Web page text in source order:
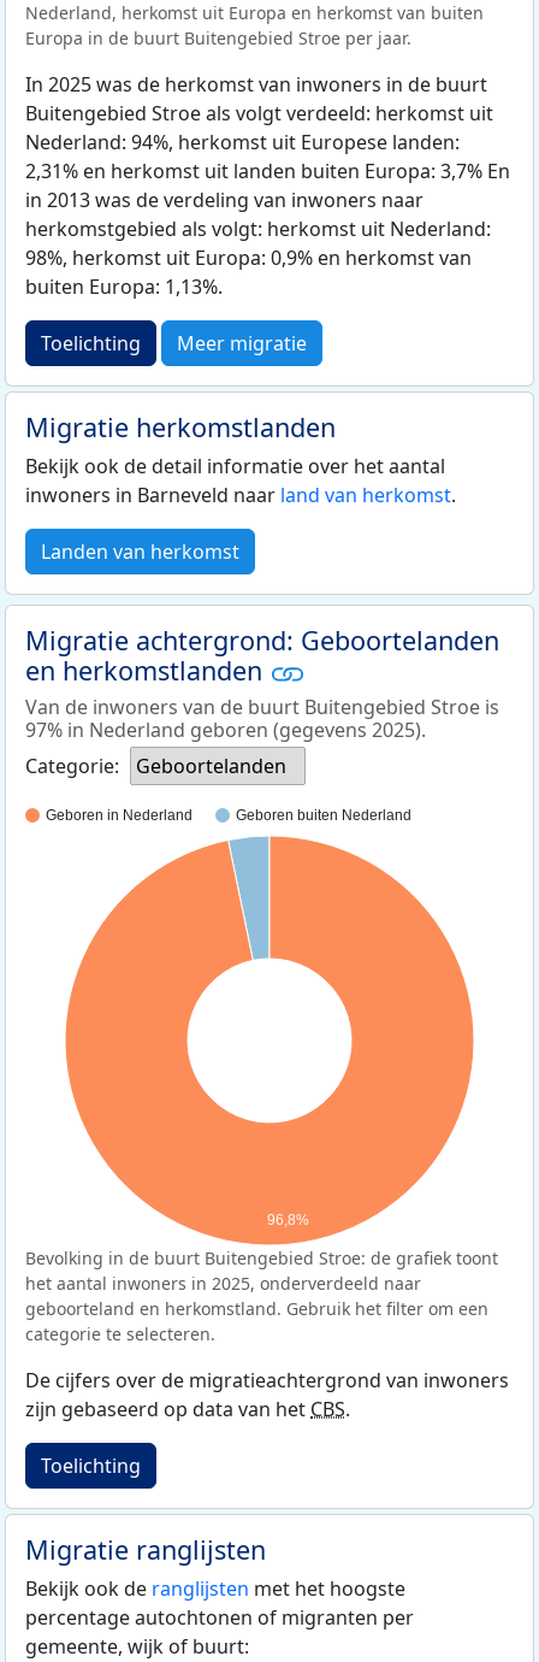
Nederland, herkomst uit Europa en herkomst van buiten
Europa in de buurt Buitengebied Stroe per jaar.
In 2025 was de herkomst van inwoners in de buurt
Buitengebied Stroe als volgt verdeeld: herkomst uit
Nederland: 94%, herkomst uit Europese landen:
2,31% en herkomst uit landen buiten Europa: 3,7% En
in 2013 was de verdeling van inwoners naar
herkomstgebied als volgt: herkomst uit Nederland:
98%, herkomst uit Europa: 0,9% en herkomst van
buiten Europa: 1,13%.
Toelichting Meer migratie
Migratie herkomstlanden
Bekijk ook de detail informatie over het aantal
inwoners in Barneveld naar land van herkomst.
Landen van herkomst
Migratie achtergrond: Geboortelanden
en herkomstlanden
Van de inwoners van de buurt Buitengebied Stroe is
97% in Nederland geboren (gegevens 2025).
Categorie:
Geboortelanden
Geboren in Nederland Geboren buiten Nederland
96,8%
Bevolking in de buurt Buitengebied Stroe: de grafiek toont
het aantal inwoners in 2025, onderverdeeld naar
geboorteland en herkomstland. Gebruik het filter om een
categorie te selecteren.
De cijfers over de migratieachtergrond van inwoners
zijn gebaseerd op data van het CBS.
Toelichting
Migratie ranglijsten
Bekijk ook de ranglijsten met het hoogste
percentage autochtonen of migranten per
gemeente, wijk of buurt: